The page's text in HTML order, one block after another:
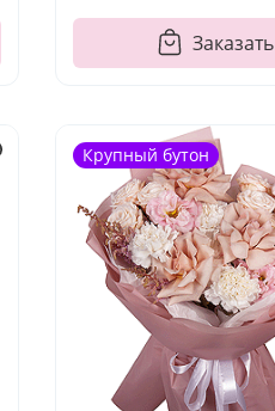
Заказать
Крупный бутон